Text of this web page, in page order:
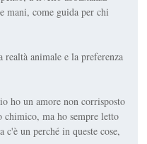
mani, come guida per chi
animale e la preferenza
ho un amore non corrisposto
chimico, ma ho sempre letto
un perché in queste cose,